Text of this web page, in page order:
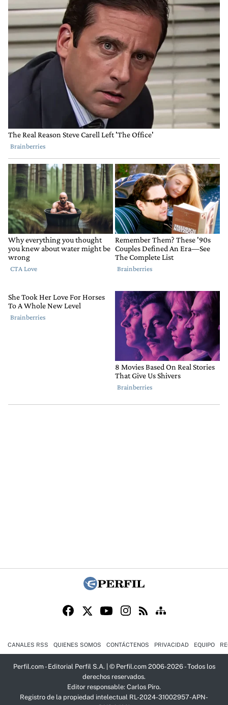
CANALES RSS QUIENES SOMOS CONTÁCTENOS PRIVACIDAD EQUIPO
Perfil.com - Editorial Perfil S.A. | © Perfil.com 2006-2026 - Todos los
derechos reservados.
Editor responsable: Carlos Piro.
Registro de la propiedad intelectual RL-2024-31002957-APN-